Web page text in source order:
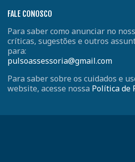
FALE CONOSCO
Para saber como anunciar no
críticas, sugestões e outros
para:
pulsoassessoria@gmail.com
Para saber sobre os cuidados e
website, acesse nossa Política de